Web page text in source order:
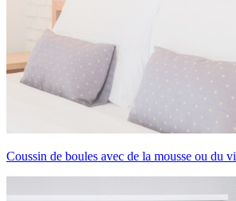
Coussin de boules avec de la mousse ou du